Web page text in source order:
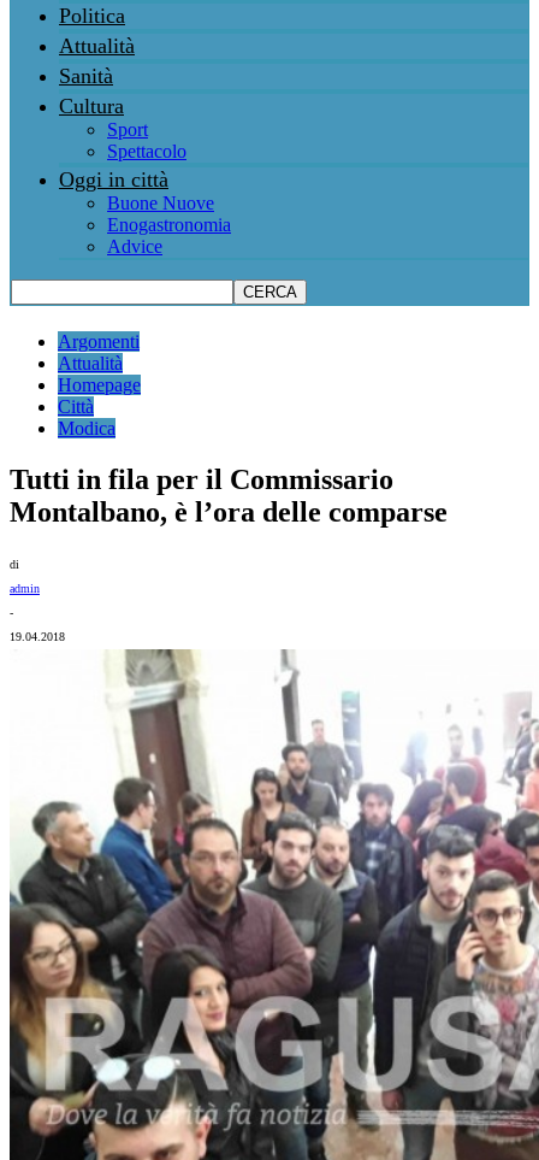
Politica
Attualità
Sanità
Cultura
Sport
Spettacolo
Oggi in città
Buone Nuove
Enogastronomia
Advice
Argomenti
Attualità
Homepage
Città
Modica
Tutti in fila per il Commissario
Montalbano, è l’ora delle comparse
di
admin
-
19.04.2018